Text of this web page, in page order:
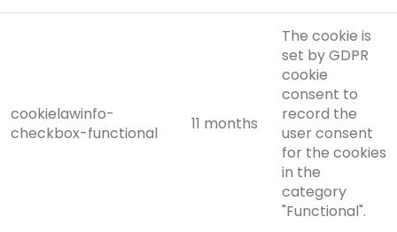
cookielawinfo-
checkbox-functional
11 months
The cookie is
set by GDPR
cookie
consent to
record the
user consent
for the cookies
in the
category
"Functional".